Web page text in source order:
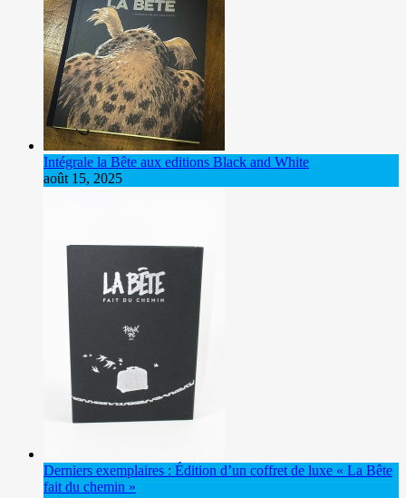
Intégrale la Bête aux editions Black and White
août 15, 2025
Derniers exemplaires : Édition d’un coffret de luxe « La Bête
fait du chemin »